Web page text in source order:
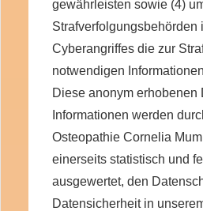
gewährleisten sowie (4)
Strafverfolgungsbehörden
Cyberangriffes die zur
notwendigen
Diese anonym erhobenen
Informationen werden
Osteopathie Cornelia
einerseits statistisch und
ausgewertet, den
Datensicherheit in